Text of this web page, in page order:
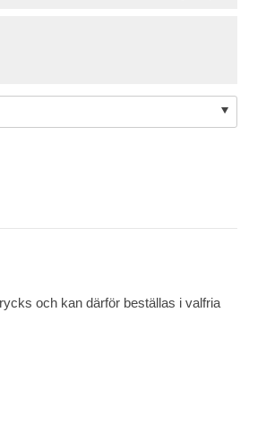
och kan därför beställas i valfria